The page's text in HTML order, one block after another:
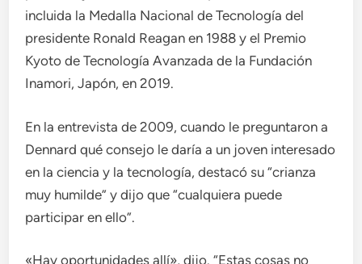
incluida la Medalla Nacional de Tecnología del
presidente Ronald Reagan en 1988 y el Premio
Kyoto de Tecnología Avanzada de la Fundación
Inamori, Japón, en 2019.
En la entrevista de 2009, cuando le preguntaron a
Dennard qué consejo le daría a un joven interesado
en la ciencia y la tecnología, destacó su “crianza
muy humilde” y dijo que “cualquiera puede
participar en ello”.
«Hay oportunidades allí», dijo. “Estas cosas no